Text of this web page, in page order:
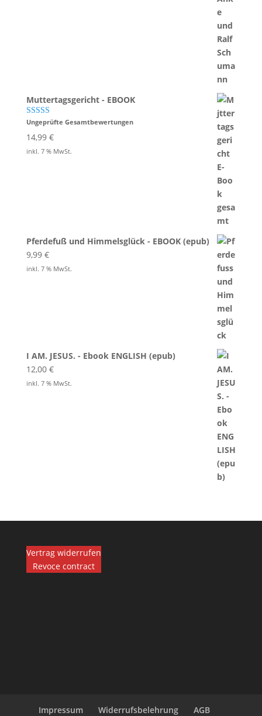
Muttertagsgericht - EBOOK
Bewertet mit
Ungeprüfte Gesamtbewertungen
14,99 €
inkl. 7 % MwSt.
Pferdefuß und Himmelsglück - EBOOK (epub)
9,99 €
inkl. 7 % MwSt.
I AM. JESUS. - Ebook ENGLISH (epub)
12,00 €
inkl. 7 % MwSt.
Vertrag widerrufen
Revoce contract
Impressum Widerrufsbelehrung AGB